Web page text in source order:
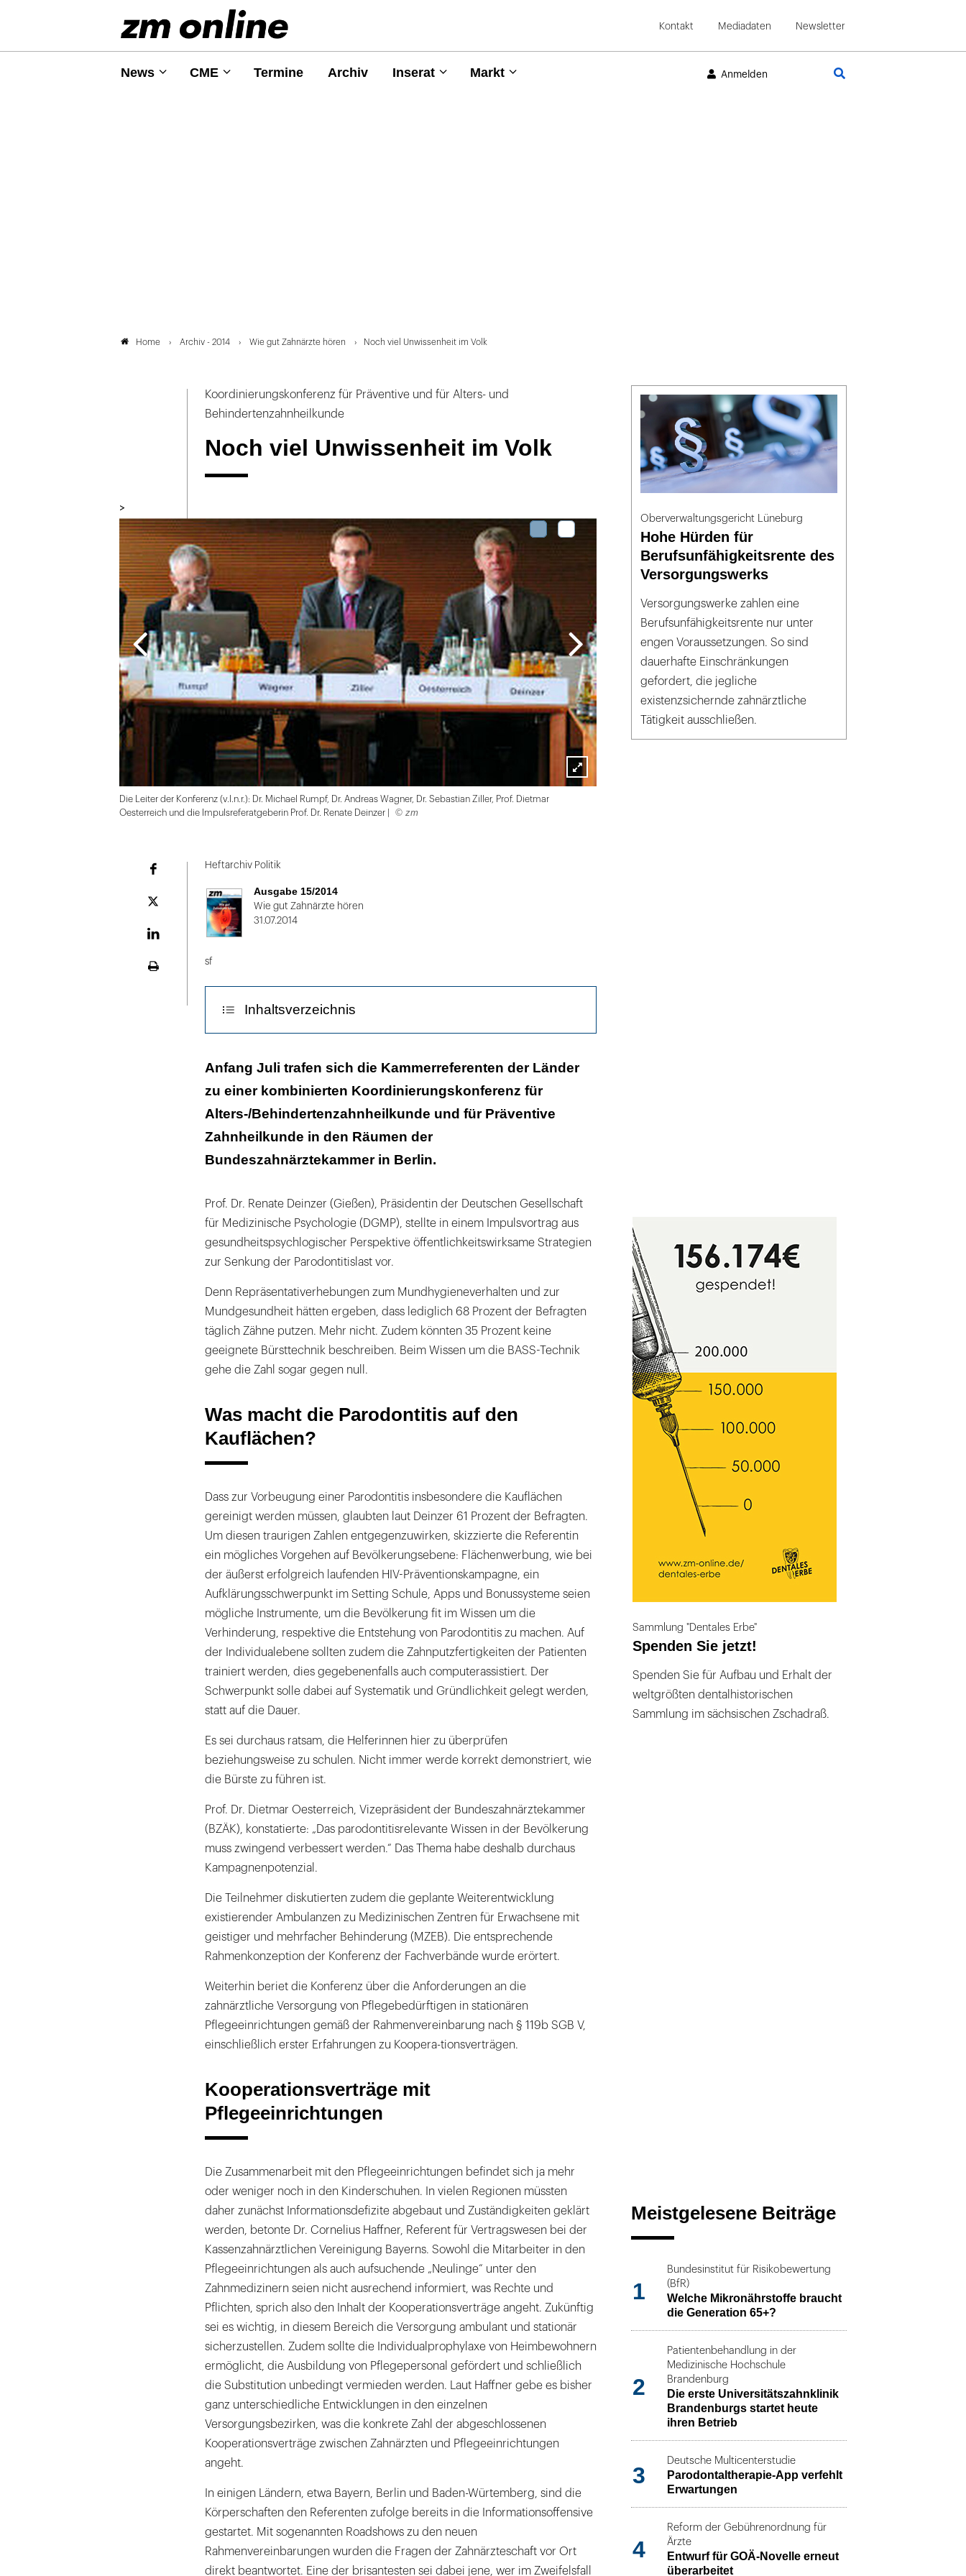
Kontakt Mediadaten Newsletter
News CME Termine Archiv Inserat Markt Anmelden
Home Archiv - 2014 Wie gut Zahnärzte hören Noch viel Unwissenheit im Volk
Koordinierungskonferenz für Präventive und für Alters- und
Behindertenzahnheilkunde
Noch viel Unwissenheit im Volk
>
Lightbox
Die Leiter der Konferenz (v.l.n.r.): Dr. Michael Rumpf, Dr. Andreas Wagner, Dr. Sebastian Ziller, Prof. Dietmar
Oesterreich und die Impulsreferatgeberin Prof. Dr. Renate Deinzer |
© zm
Leiter
Impulsreferatgeberin
Plattform
Heftarchiv Politik
Ausgabe 15/2014
Wie gut Zahnärzte hören
31.07.2014
sf
Inhaltsverzeichnis
Was macht die Parodontitis auf den Kauflächen?
Kooperationsverträge mit Pflegeeinrichtungen
Anfang Juli trafen sich die Kammerreferenten der Länder
zu einer kombinierten Koordinierungskonferenz für
Alters-/Behindertenzahnheilkunde und für Präventive
Zahnheilkunde in den Räumen der
Bundeszahnärztekammer in Berlin.
Prof. Dr. Renate Deinzer (Gießen), Präsidentin der Deutschen Gesellschaft
für Medizinische Psychologie (DGMP), stellte in einem Impulsvortrag aus
gesundheitspsychlogischer Perspektive öffentlichkeitswirksame Strategien
zur Senkung der Parodontitislast vor.
Denn Repräsentativerhebungen zum Mundhygieneverhalten und zur
Mundgesundheit hätten ergeben, dass lediglich 68 Prozent der Befragten
täglich Zähne putzen. Mehr nicht. Zudem könnten 35 Prozent keine
geeignete Bürsttechnik beschreiben. Beim Wissen um die BASS-Technik
gehe die Zahl sogar gegen null.
Was macht die Parodontitis auf den
Kauflächen?
Dass zur Vorbeugung einer Parodontitis insbesondere die Kauflächen
gereinigt werden müssen, glaubten laut Deinzer 61 Prozent der Befragten.
Um diesen traurigen Zahlen entgegenzuwirken, skizzierte die Referentin
ein mögliches Vorgehen auf Bevölkerungsebene: Flächenwerbung, wie bei
der äußerst erfolgreich laufenden HIV-Präventionskampagne, ein
Aufklärungsschwerpunkt im Setting Schule, Apps und Bonussysteme seien
mögliche Instrumente, um die Bevölkerung fit im Wissen um die
Verhinderung, respektive die Entstehung von Parodontitis zu machen. Auf
der Individualebene sollten zudem die Zahnputzfertigkeiten der Patienten
trainiert werden, dies gegebenenfalls auch computerassistiert. Der
Schwerpunkt solle dabei auf Systematik und Gründlichkeit gelegt werden,
statt auf die Dauer.
Es sei durchaus ratsam, die Helferinnen hier zu überprüfen
beziehungsweise zu schulen. Nicht immer werde korrekt demonstriert, wie
die Bürste zu führen ist.
Prof. Dr. Dietmar Oesterreich, Vizepräsident der Bundeszahnärztekammer
(BZÄK), konstatierte: „Das parodontitisrelevante Wissen in der Bevölkerung
muss zwingend verbessert werden.“ Das Thema habe deshalb durchaus
Kampagnenpotenzial.
Die Teilnehmer diskutierten zudem die geplante Weiterentwicklung
existierender Ambulanzen zu Medizinischen Zentren für Erwachsene mit
geistiger und mehrfacher Behinderung (MZEB). Die entsprechende
Rahmenkonzeption der Konferenz der Fachverbände wurde erörtert.
Weiterhin beriet die Konferenz über die Anforderungen an die
zahnärztliche Versorgung von Pflegebedürftigen in stationären
Pflegeeinrichtungen gemäß der Rahmenvereinbarung nach § 119b SGB V,
einschließlich erster Erfahrungen zu Koopera-tionsverträgen.
Kooperationsverträge mit
Pflegeeinrichtungen
Die Zusammenarbeit mit den Pflegeeinrichtungen befindet sich ja mehr
oder weniger noch in den Kinderschuhen. In vielen Regionen müssten
daher zunächst Informationsdefizite abgebaut und Zuständigkeiten geklärt
werden, betonte Dr. Cornelius Haffner, Referent für Vertragswesen bei der
Kassenzahnärztlichen Vereinigung Bayerns. Sowohl die Mitarbeiter in den
Pflegeeinrichtungen als auch aufsuchende „Neulinge“ unter den
Zahnmedizinern seien nicht ausrechend informiert, was Rechte und
Pflichten, sprich also den Inhalt der Kooperationsverträge angeht. Zukünftig
sei es wichtig, in diesem Bereich die Versorgung ambulant und stationär
sicherzustellen. Zudem sollte die Individualprophylaxe von Heimbewohnern
ermöglicht, die Ausbildung von Pflegepersonal gefördert und schließlich
die Substitution unbedingt vermieden werden. Laut Haffner gebe es bisher
ganz unterschiedliche Entwicklungen in den einzelnen
Versorgungsbezirken, was die konkrete Zahl der abgeschlossenen
Kooperationsverträge zwischen Zahnärzten und Pflegeeinrichtungen
angeht.
In einigen Ländern, etwa Bayern, Berlin und Baden-Würtemberg, sind die
Körperschaften den Referenten zufolge bereits in die Informationsoffensive
gestartet. Mit sogenannten Roadshows zu den neuen
Rahmenvereinbarungen wurden die Fragen der Zahnärzteschaft vor Ort
direkt beantwortet. Eine der brisantesten sei dabei jene, wer im Zweifelsfall
Oberverwaltungsgericht Lüneburg
Hohe Hürden für
Berufsunfähigkeitsrente des
Versorgungswerks
Versorgungswerke zahlen eine
Berufsunfähigkeitsrente nur unter
engen Voraussetzungen. So sind
dauerhafte Einschränkungen
gefordert, die jegliche
existenzsichernde zahnärztliche
Tätigkeit ausschließen.
Sammlung "Dentales Erbe"
Spenden Sie jetzt!
Spenden Sie für Aufbau und Erhalt der
weltgrößten dentalhistorischen
Sammlung im sächsischen Zschadraß.
Meistgelesene Beiträge
1
Bundesinstitut für Risikobewertung
(BfR)
Welche Mikronährstoffe braucht
die Generation 65+?
2
Patientenbehandlung in der
Medizinische Hochschule
Brandenburg
Die erste Universitätszahnklinik
Brandenburgs startet heute
ihren Betrieb
3
Deutsche Multicenterstudie
Parodontaltherapie-App verfehlt
Erwartungen
4
Reform der Gebührenordnung für
Ärzte
Entwurf für GOÄ-Novelle erneut
überarbeitet